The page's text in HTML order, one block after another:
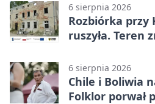
6 sierpnia 2026
Rozbiórka przy
ruszyła. Teren
6 sierpnia 2026
Chile i Boliwia
Folklor porwał